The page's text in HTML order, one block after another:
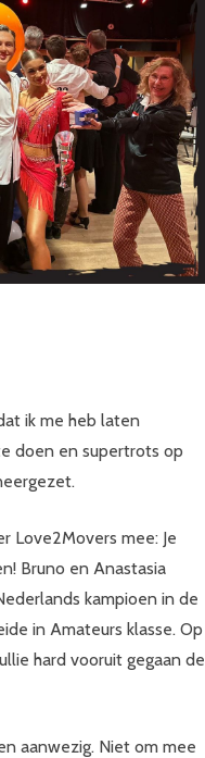
ik me heb laten
doen en supertrots op
Love2Movers mee: Je
Bruno en Anastasia
kampioen in de
in Amateurs klasse. Op
hard vooruit gegaan de
aanwezig. Niet om mee